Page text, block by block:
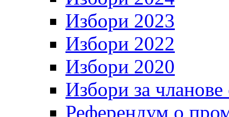
Избори 2023
Избори 2022
Избори 2020
Избори за
Референдум о